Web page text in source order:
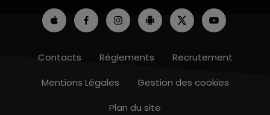
Contacts Règlements
Recrutement
Mentions Légales
Gestion des cookies
Plan du site